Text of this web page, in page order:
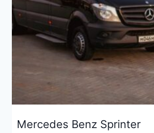
Mercedes Benz Sprinter